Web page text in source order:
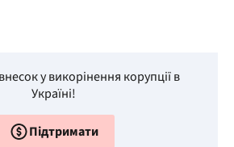
у викорінення корупції в
Україні!
Підтримати